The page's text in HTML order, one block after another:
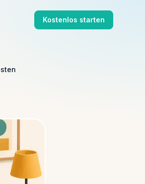
Kostenlos starten